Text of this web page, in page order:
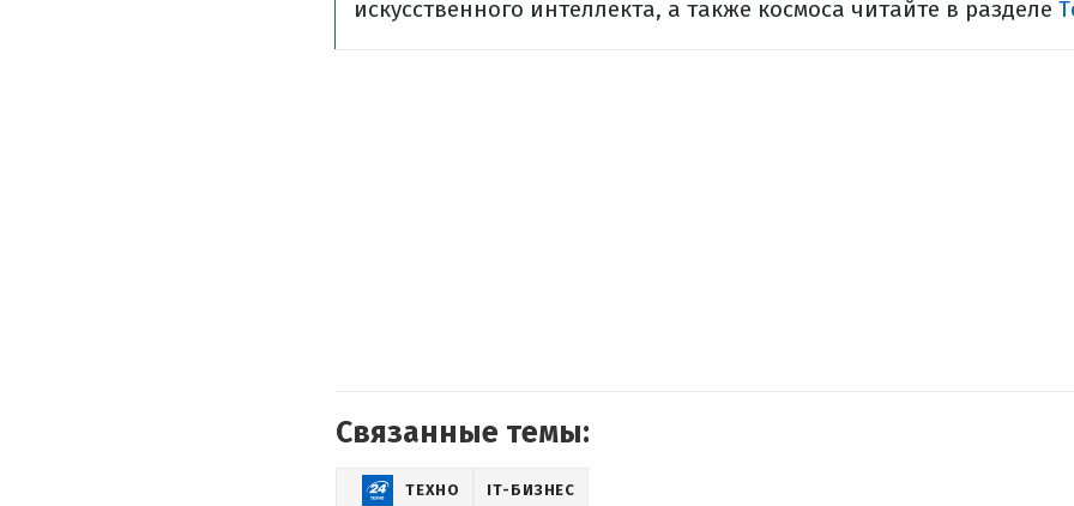
искусственного интеллекта, а также космоса читайте в разделе
Связанные темы:
ТЕХНО IT-БИЗНЕС